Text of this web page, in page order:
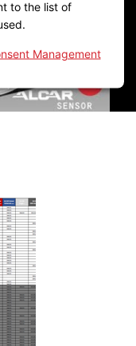
to the list of
Management